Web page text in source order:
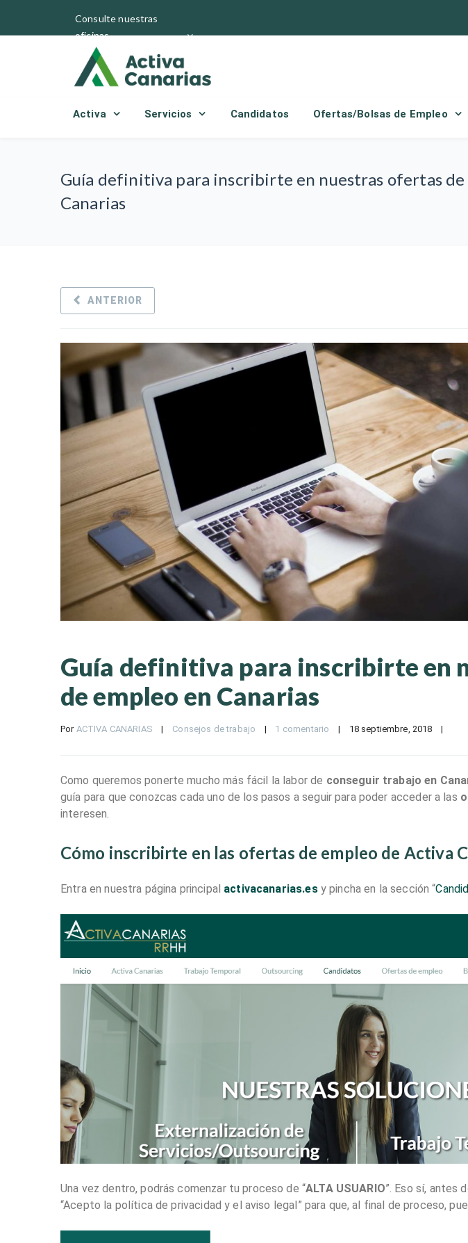
Consulte nuestras
oficinas
Activa Servicios Candidatos Ofertas/Bolsas de Empleo
Guía definitiva para inscribirte en nuestras ofertas de
Canarias
ANTERIOR
Guía definitiva para inscribirte en
de empleo en Canarias
Por ACTIVA CANARIAS | Consejos de trabajo | 1 comentario | 18 septiembre, 2018 |
Como queremos ponerte mucho más fácil la labor de conseguir trabajo en
guía para que conozcas cada uno de los pasos a seguir para poder acceder a las
interesen.
Cómo inscribirte en las ofertas de empleo de Activa
Entra en nuestra página principal activacanarias.esy pincha en la sección “
Una vez dentro, podrás comenzar tu proceso de “ALTA USUARIO”. Eso sí, antes
“Acepto la política de privacidad y el aviso legal” para que, al final de proceso,